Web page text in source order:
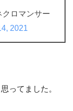
ロマンサー
2021
ってました。